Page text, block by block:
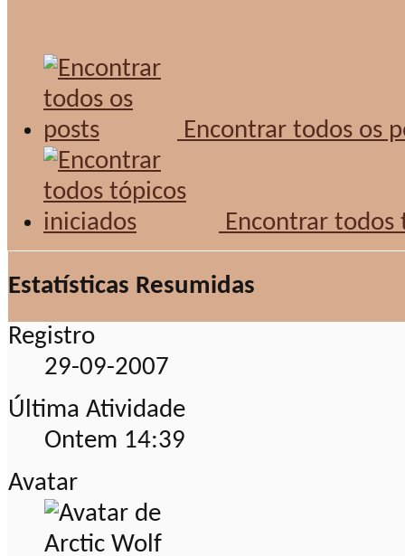
Encontrar todos os
Encontrar todos
Estatísticas Resumidas
Registro
29-09-2007
Última Atividade
Ontem 14:39
Avatar